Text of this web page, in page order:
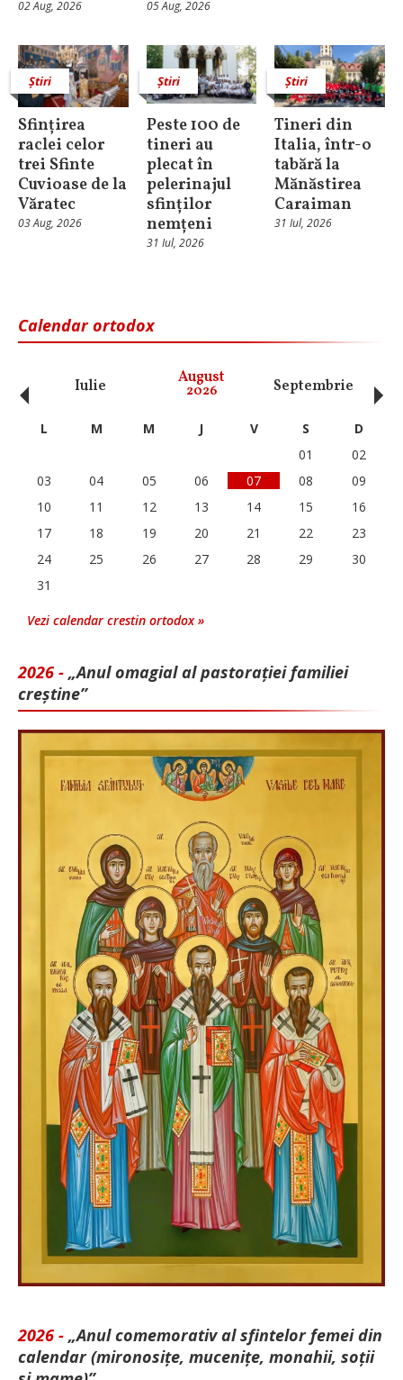
02 Aug, 2026 05 Aug, 2026
Știri
Sfințirea
raclei celor
trei Sfinte
Cuvioase de la
Văratec
03 Aug, 2026
Știri
Peste 100 de
tineri au
plecat în
pelerinajul
sfinților
nemțeni
31 Iul, 2026
Știri
Tineri din
Italia, într-o
tabără la
Mănăstirea
Caraiman
31 Iul, 2026
Calendar ortodox
Iulie August
2026 Septembrie
‹ L M M J V S
D
01
02
03
04 05 06 07 08
09
10
11 12 13 14 15
16
17
18 19 20 21 22
23
24
25 26 27 28 29
30
31
Vezi calendar crestin ortodox »
2026 - „Anul omagial al pastorației familiei
creștine”
2026 - „Anul comemorativ al sfintelor femei din
calendar (mironosițe, mu­cenițe, monahii, soții